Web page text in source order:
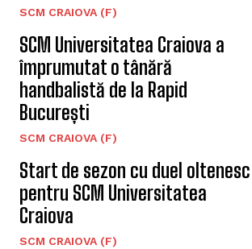
SCM CRAIOVA (F)
SCM Universitatea Craiova a
împrumutat o tânără
handbalistă de la Rapid
București
SCM CRAIOVA (F)
Start de sezon cu duel oltenesc
pentru SCM Universitatea
Craiova
SCM CRAIOVA (F)